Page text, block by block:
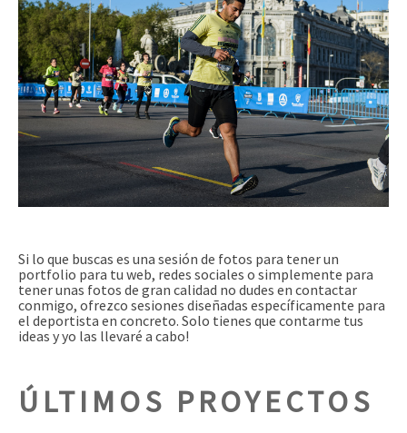
Si lo que buscas es una sesión de fotos para tener un
portfolio para tu web, redes sociales o simplemente para
tener unas fotos de gran calidad no dudes en contactar
conmigo, ofrezco sesiones diseñadas específicamente para
el deportista en concreto. Solo tienes que contarme tus
ideas y yo las llevaré a cabo!
ÚLTIMOS PROYECTOS